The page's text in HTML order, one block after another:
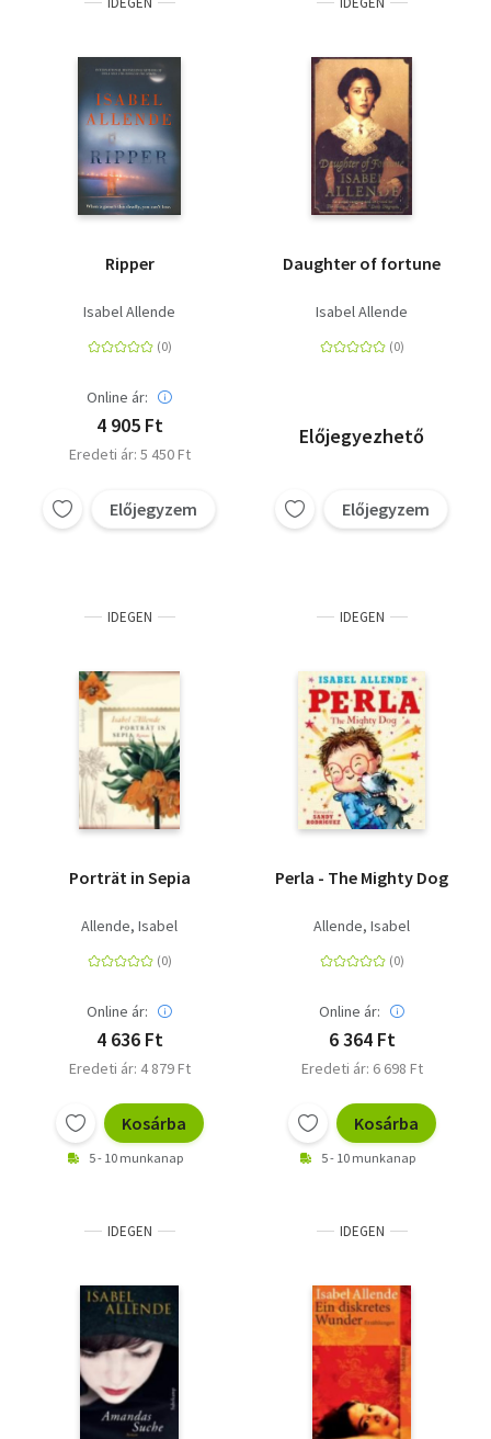
Ripper
Isabel Allende
Online ár:
4 905 Ft
Eredeti ár: 5 450 Ft
Előjegyzem
Daughter of fortune
Isabel Allende
Előjegyezhető
Előjegyzem
IDEGEN
Porträt in Sepia
Allende, Isabel
Online ár:
4 636 Ft
Eredeti ár: 4 879 Ft
Kosárba
5 - 10 munkanap
IDEGEN
Perla - The Mighty Dog
Allende, Isabel
Online ár:
6 364 Ft
Eredeti ár: 6 698 Ft
Kosárba
5 - 10 munkanap
IDEGEN IDEGEN